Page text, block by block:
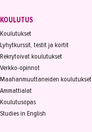
KOULUTUS
Koulutukset
Lyhytkurssit, testit ja kortit
Rekrytoivat koulutukset
Verkko-opinnot
Maahanmuuttaneiden koulutukset
Ammattialat
Koulutusopas
Studies in English